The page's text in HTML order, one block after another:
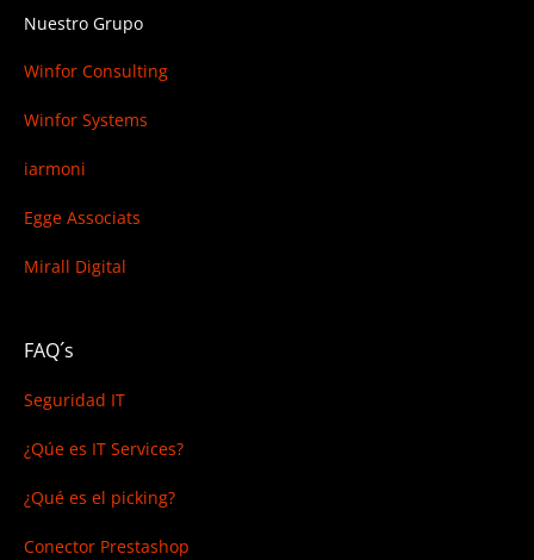
Nuestro Grupo
Winfor Consulting
Winfor Systems
iarmoni
Egge Associats
Mirall Digital
FAQ´s
Seguridad IT
¿Qúe es IT Services?
¿Qué es el picking?
Conector Prestashop